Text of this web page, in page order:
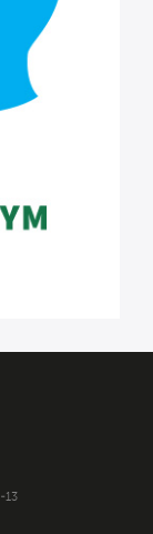
13